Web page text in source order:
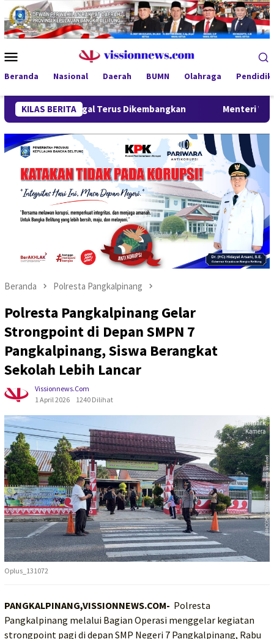
Loncat
ke
konten
Mobile
Beranda Nasional Daerah BUMN Olahraga
KILAS BERITA
Ilegal Terus Dikembangkan Menteri Wihaji Kunjungi
Beranda Polresta Pangkalpinang
Polresta Pangkalpinang Gelar
Strongpoint di Depan SMPN 7
Pangkalpinang, Siswa Berangkat
Sekolah Lebih Lancar
Vissionnews.com
1 April 2026
1240 Dilihat
Oplus_131072
PANGKALPINANG,VISSIONNEWS.COM- Polresta
Pangkalpinang melalui Bagian Operasi menggelar kegiatan
strongpoint pagi di depan SMP Negeri 7 Pangkalpinang, Rabu